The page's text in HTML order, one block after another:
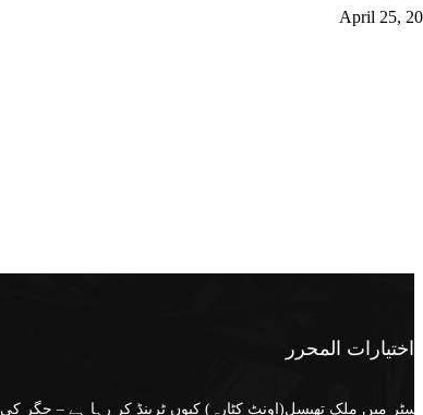
April 25,
اختيارات المحرر
میں ملک تھیسل(اونٹ کٹارہ) کیوں ٹرینڈ کر رہا ہے – جگر کی